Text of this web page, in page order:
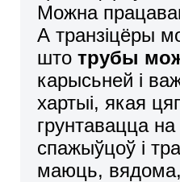
Можна
А транзіцёры
штотрубы
карысьней і
хартыі, якая
грунтавацца на
спажыўцоў і
маюць,